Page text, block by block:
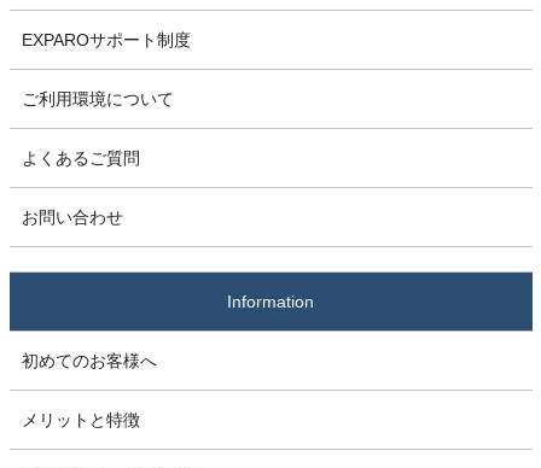
EXPAROサポート制度
ご利用環境について
よくあるご質問
お問い合わせ
Information
初めてのお客様へ
メリットと特徴